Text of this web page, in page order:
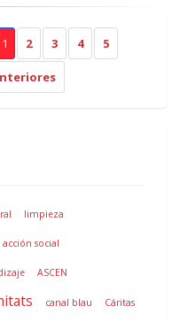
1 2 3 4 5
limpieza
acción social
ASCEN
canal blau Cáritas